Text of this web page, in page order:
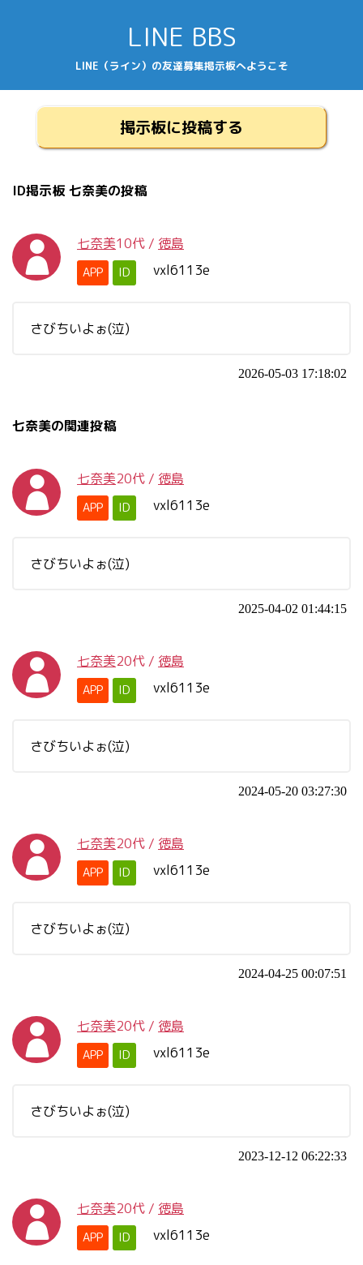
LINE BBS
LINE（ライン）の友達募集掲示板へようこそ
掲示板に投稿する
ID掲示板 七奈美の投稿
七奈美10代 / 徳島
APP ID vxl6113e
さびちいよぉ(泣)
2026-05-03 17:18:02
七奈美の関連投稿
七奈美20代 / 徳島
APP ID vxl6113e
さびちいよぉ(泣)
2025-04-02 01:44:15
七奈美20代 / 徳島
APP ID vxl6113e
さびちいよぉ(泣)
2024-05-20 03:27:30
七奈美20代 / 徳島
APP ID vxl6113e
さびちいよぉ(泣)
2024-04-25 00:07:51
七奈美20代 / 徳島
APP ID vxl6113e
さびちいよぉ(泣)
2023-12-12 06:22:33
七奈美20代 / 徳島
APP ID vxl6113e